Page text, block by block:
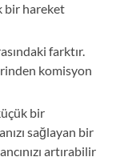
bir hareket
farktır.
komisyon
bir
sağlayan bir
artırabilir